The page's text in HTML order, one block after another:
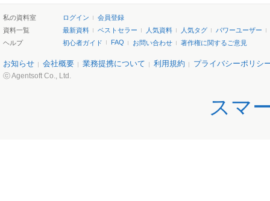
私の資料室 ログイン
会員登録
資料一覧
最新資料 ベストセラー 人気資料 人気タグ
パワーユーザー
ヘルプ
初心者ガイド FAQ お問い合わせ 著作権に関するご意見
お知らせ 会社概要 業務提携について 利用規約 プライバシーポリシ
ⓒ Agentsoft Co., Ltd.
スマ